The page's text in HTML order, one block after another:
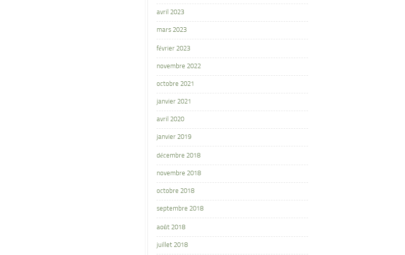
avril 2023
mars 2023
février 2023
novembre 2022
octobre 2021
janvier 2021
avril 2020
janvier 2019
décembre 2018
novembre 2018
octobre 2018
septembre 2018
août 2018
juillet 2018